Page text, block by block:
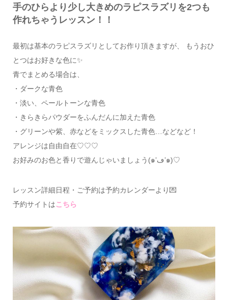
手のひらより少し大きめのラピスラズリを2つも
作れちゃうレッスン！！
最初は基本のラピスラズリとしてお作り頂きますが、 もうおひ
とつはお好きな色に✨
青でまとめる場合は、
・ダークな青色
・淡い、ペールトーンな青色
・きらきらパウダーをふんだんに加えた青色
・グリーンや紫、赤などをミックスした青色…などなど！
アレンジは自由自在♡♡♡
お好みのお色と香りで遊んじゃいましょう(๑’ڡ’๑)♡
レッスン詳細日程・ご予約は予約カレンダーより💌
予約サイトはこちら